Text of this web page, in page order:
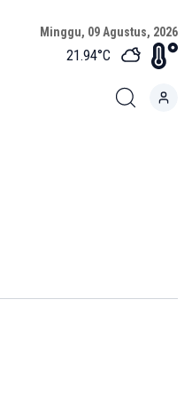
Minggu, 09 Agustus, 2026
21.94°C